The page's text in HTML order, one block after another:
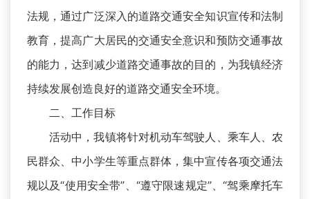
法规，通过广泛深入的道路交通安全知识宣传和法制
教育，提高广大居民的交通安全意识和预防交通事故
的能力，达到减少道路交通事故的目的，为我镇经济
持续发展创造良好的道路交通安全环境。
二、工作目标
活动中，我镇将针对机动车驾驶人、乘车人、农
民群众、中小学生等重点群体，集中宣传各项交通法
规以及“使用安全带”、“遵守限速规定”、“驾乘摩托车